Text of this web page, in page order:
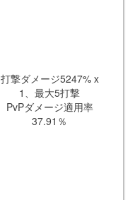
打撃ダメージ5247% x
1、最大5打撃
PvPダメージ適用率
37.91％